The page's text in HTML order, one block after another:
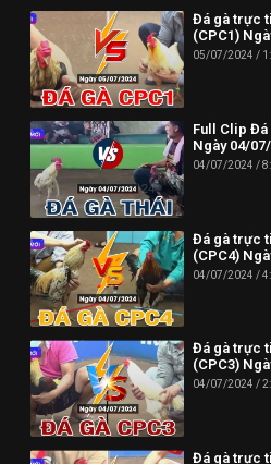
✪ Đừng quên Bấn vào đăng ký
những Video đá gà trực tiếp - Đá gà
mới nhất hôm nay!
© Bản quyền thuộc về
© Mọi thông tin bản quyền hay
info@dagatructiep.tube
Đá gà trực
(CPC1)
05/07/2024
Full Clip Đá
Ngày 04/
04/07/2024
Đá gà trực
(CPC4)
04/07/2024
Đá gà trực
(CPC3)
04/07/2024
Đá gà trực